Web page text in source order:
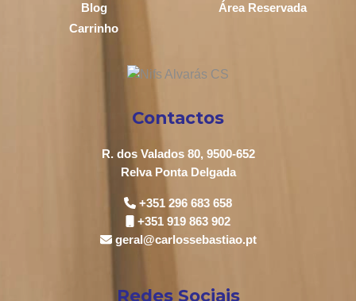
Blog
Área Reservada
Carrinho
Contactos
R. dos Valados 80, 9500-652
Relva Ponta Delgada
+351 296 683 658
+351 919 863 902
geral@carlossebastiao.pt
Redes Sociais